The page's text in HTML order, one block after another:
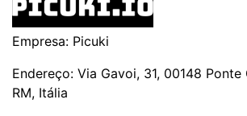
Empresa: Picuki
Endereço: Via Gavoi, 31, 00148 Ponte
RM, Itália